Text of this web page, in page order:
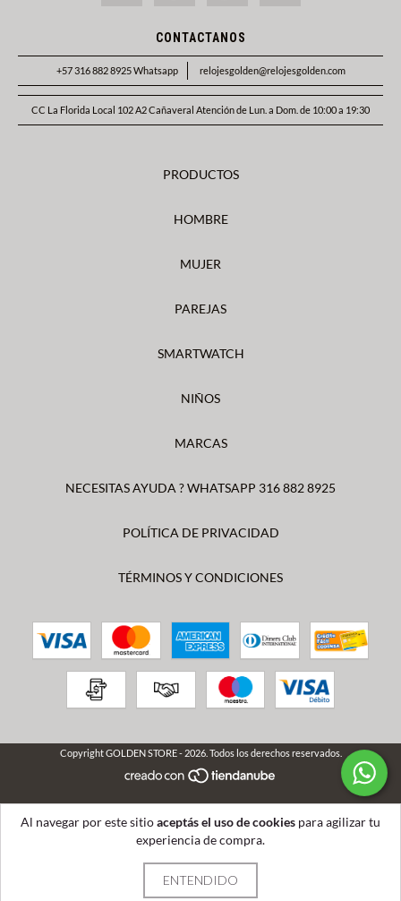
Al navegar por este sitioaceptás el uso de cookies para agilizar tu
experiencia de compra.
ENTENDIDO
CONTACTANOS
+57 316 882 8925 Whatsapp relojesgolden@relojesgolden.com
CC La Florida Local 102 A2 Cañaveral Atención de Lun. a Dom. de 10:00 a 19:30
PRODUCTOS
HOMBRE
MUJER
PAREJAS
SMARTWATCH
NIÑOS
MARCAS
NECESITAS AYUDA ? WHATSAPP 316 882 8925
POLÍTICA DE PRIVACIDAD
TÉRMINOS Y CONDICIONES
Copyright GOLDEN STORE - 2026. Todos los derechos reservados.